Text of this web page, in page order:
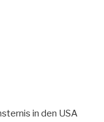
in den USA